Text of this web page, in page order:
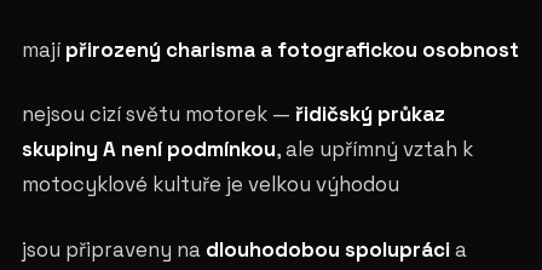
mají přirozený charisma a fotografickou osobnost
nejsou cizí světu motorek — řidičský průkaz
skupiny A není podmínkou, ale upřímný vztah k
motocyklové kultuře je velkou výhodou
jsou připraveny na dlouhodobou spoluprácia